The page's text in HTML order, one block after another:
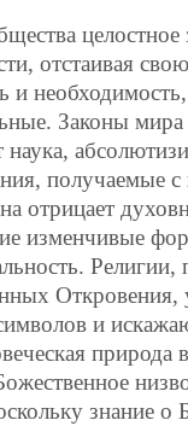
целостное
отстаивая свою
и
Законы мира
наука,
получаемые
отрицает
изменчивые
Религии,
Откровения,
и
природа
знание о